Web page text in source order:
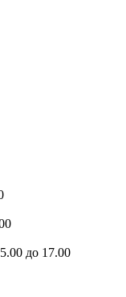
до 17.00